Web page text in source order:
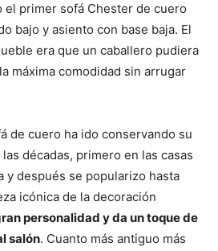
el primer sofá Chester de cuero
bajo y asiento con base baja. El
era que un caballero pudiera
máxima comodidad sin arrugar
de cuero ha ido conservando su
décadas, primero en las casas
y después se popularizo hasta
icónica de la decoración
personalidad y da un toque de
salón. Cuanto más antiguo más